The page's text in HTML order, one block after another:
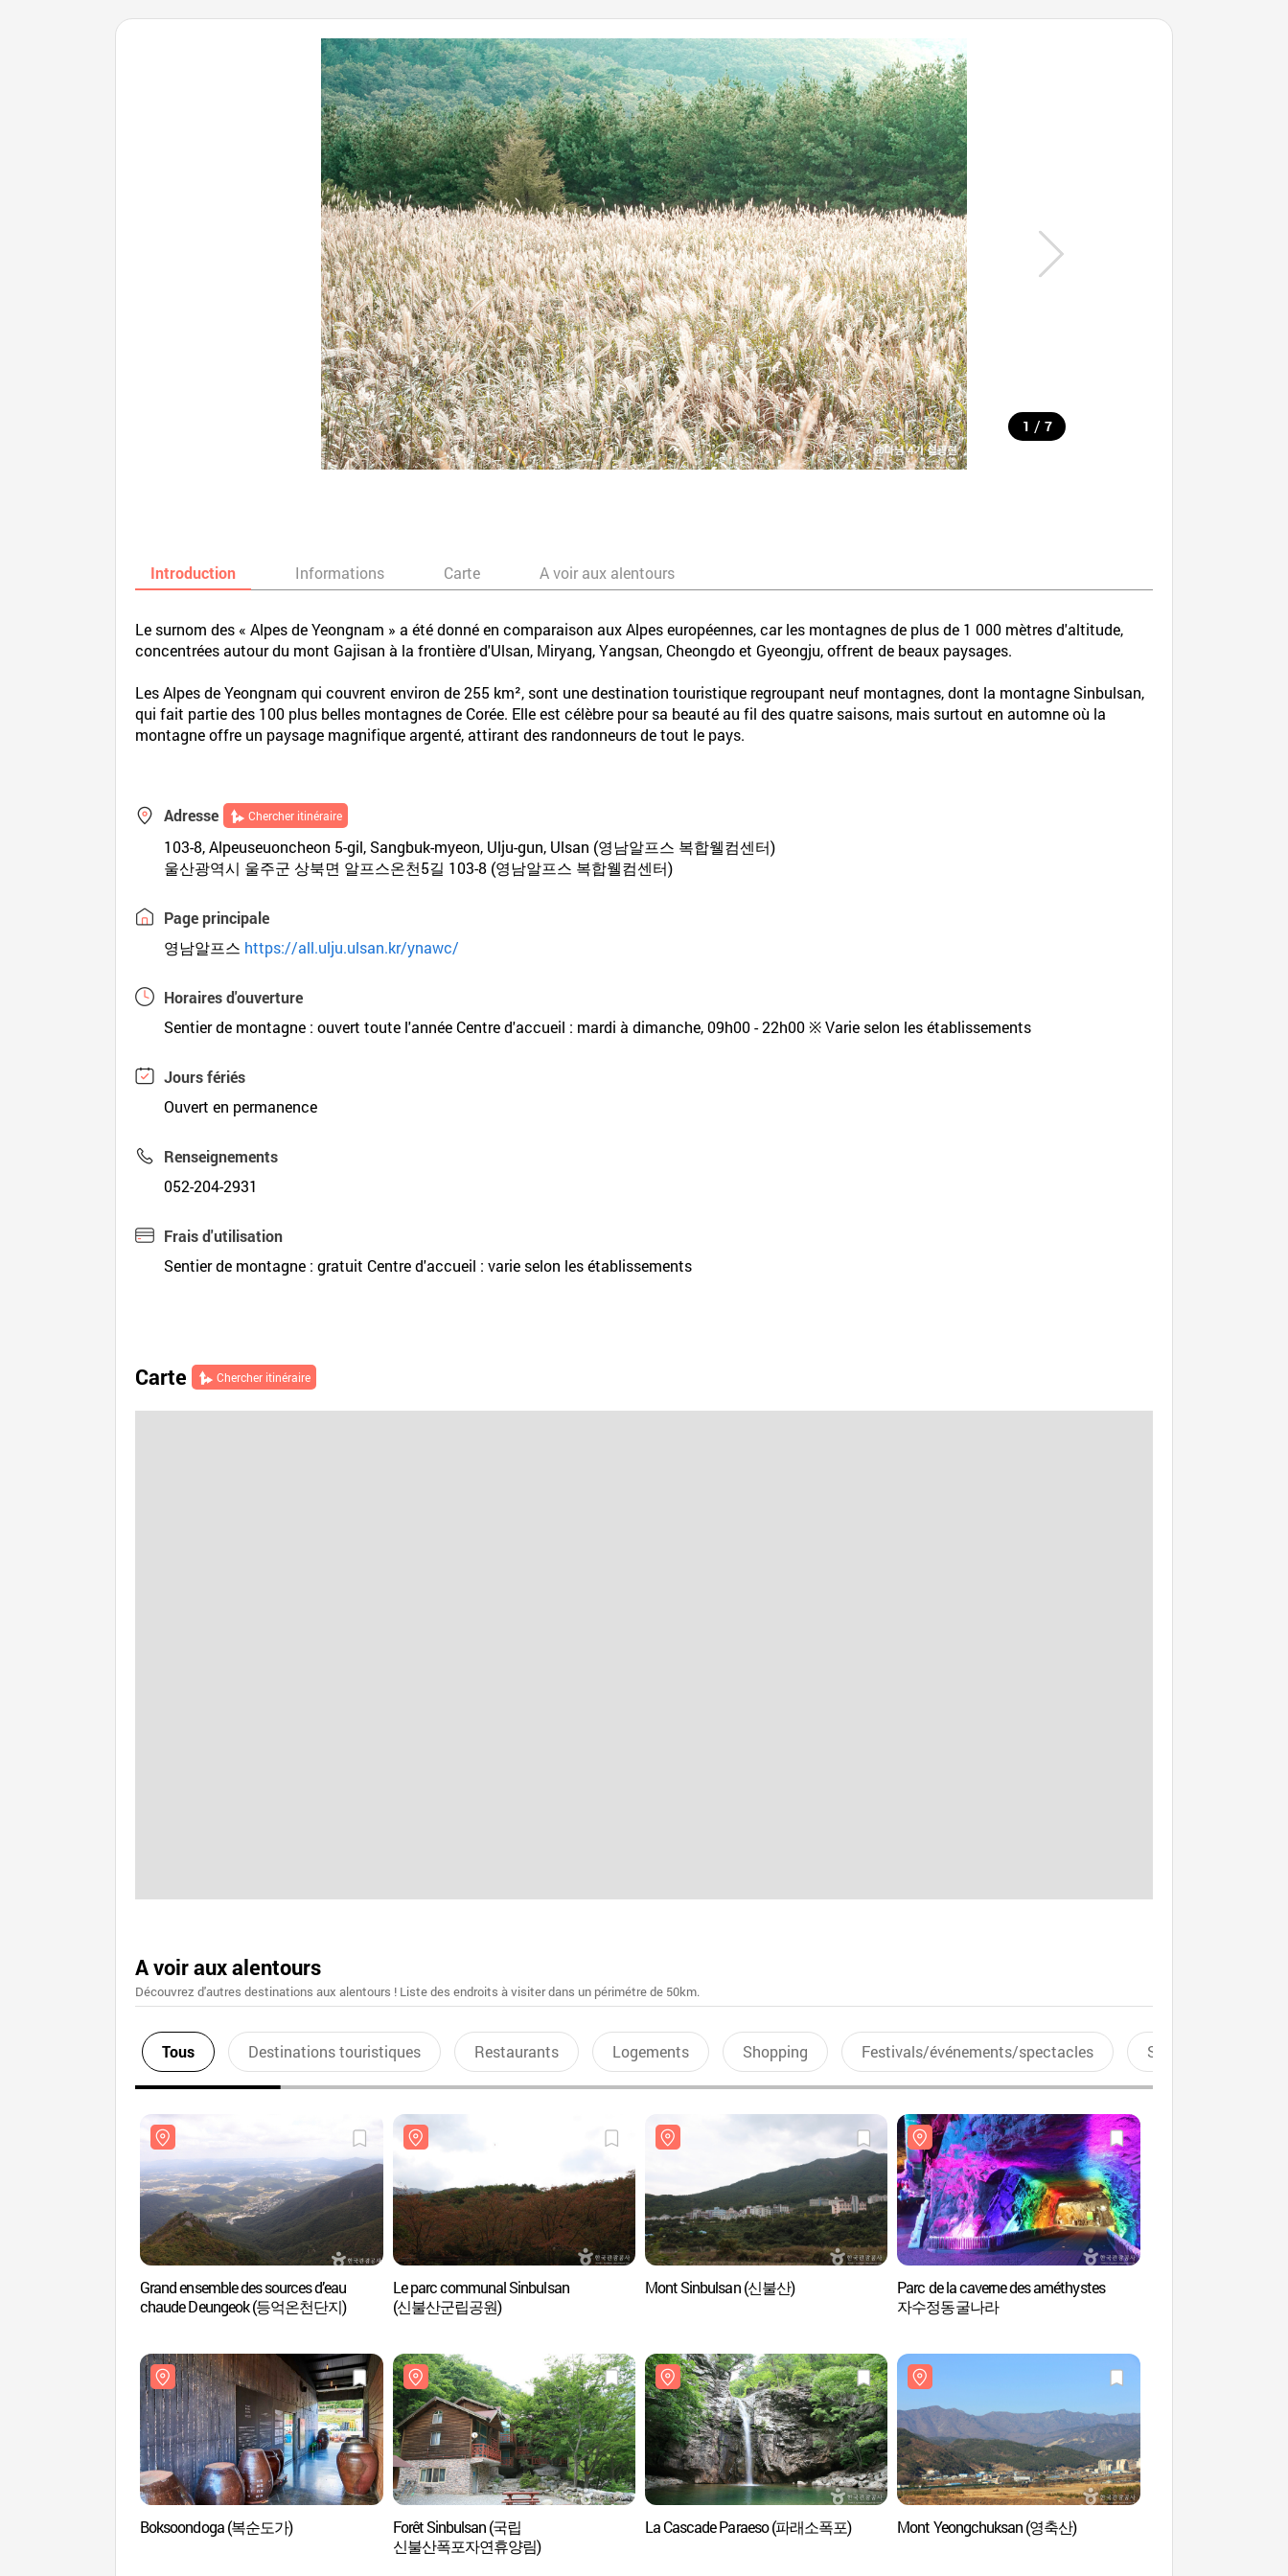
1 / 7
Introduction Informations Carte A voir aux alentours
Le surnom des « Alpes de Yeongnam » a été donné en comparaison aux Alpes européennes, car les montagnes de plus de 1 000 mètres d'altitude,
concentrées autour du mont Gajisan à la frontière d'Ulsan, Miryang, Yangsan, Cheongdo et Gyeongju, offrent de beaux paysages.
Les Alpes de Yeongnam qui couvrent environ de 255 km², sont une destination touristique regroupant neuf montagnes, dont la montagne Sinbulsan,
qui fait partie des 100 plus belles montagnes de Corée. Elle est célèbre pour sa beauté au fil des quatre saisons, mais surtout en automne où la
montagne offre un paysage magnifique argenté, attirant des randonneurs de tout le pays.
Adresse Chercher itinéraire
103-8, Alpeuseuoncheon 5-gil, Sangbuk-myeon, Ulju-gun, Ulsan (영남알프스 복합웰컴센터)
울산광역시 울주군 상북면 알프스온천5길 103-8 (영남알프스 복합웰컴센터)
Page principale
영남알프스 https://all.ulju.ulsan.kr/ynawc/
Horaires d'ouverture
Sentier de montagne : ouvert toute l'année Centre d'accueil : mardi à dimanche, 09h00 - 22h00 ※ Varie selon les établissements
Jours fériés
Ouvert en permanence
Renseignements
052-204-2931
Frais d'utilisation
Sentier de montagne : gratuit Centre d'accueil : varie selon les établissements
Carte Chercher itinéraire
A voir aux alentours
Découvrez d'autres destinations aux alentours ! Liste des endroits à visiter dans un périmétre de 50km.
Tous Destinations touristiques Restaurants Logements Shopping Festivals/événements/spectacles Sports aquatiques
Grand ensemble des sources d’eau
chaude Deungeok (등억온천단지)
Le parc communal Sinbulsan
(신불산군립공원)
Mont Sinbulsan (신불산)
Parc de la caverne des améthystes
자수정동굴나라
Boksoondoga (복순도가)
Forêt Sinbulsan (국립
신불산폭포자연휴양림)
La Cascade Paraeso (파래소폭포) Mont Yeongchuksan (영축산)